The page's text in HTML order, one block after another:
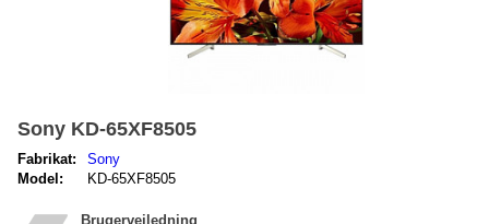
Sony KD-65XF8505
Fabrikat:
Sony
Model:
KD-65XF8505
Brugervejledning